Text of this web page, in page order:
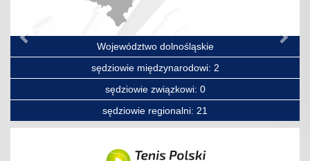
Województwo dolnośląskie
sędziowie międzynarodowi: 2
sędziowie związkowi: 0
sędziowie regionalni: 21